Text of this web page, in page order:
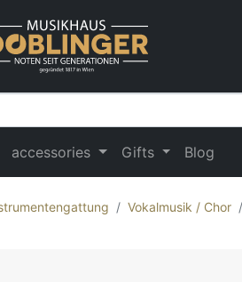
accessories Gifts Blog
Vokalmusik / Chor